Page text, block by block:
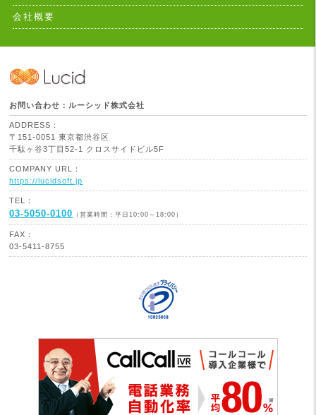
会社概要
お問い合わせ：ルーシッド株式会社
ADDRESS：
〒151-0051 東京都渋谷区
千駄ヶ谷3丁目52-1 クロスサイドビル5F
COMPANY URL：
https://lucidsoft.jp
TEL：
03-5050-0100 （営業時間：平日10:00～18:00）
FAX：
03-5411-8755